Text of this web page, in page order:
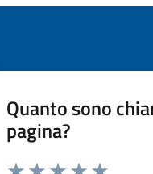
Quanto sono
pagina?
Valuta da 1 a 5 stelle la pagina